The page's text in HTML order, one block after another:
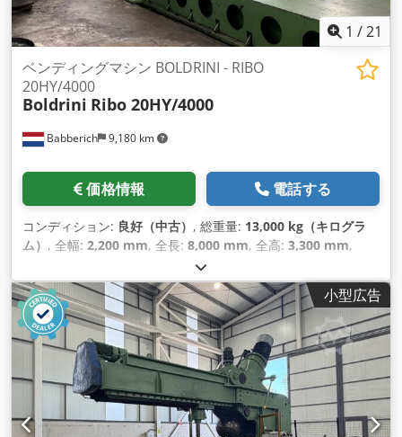
1 /21
Babberich 9,180 km
ベンディングマシン BOLDRINI - RIBO
20HY/4000
Boldrini Ribo 20HY/4000
価格情報 電話する
コンディション: 良好（中古） , 総重量: 13,000 kg（キログラ
ム） , 全幅: 2,200 mm, 全長: 8,000 mm, 全高: 3,300 mm,
小型広告